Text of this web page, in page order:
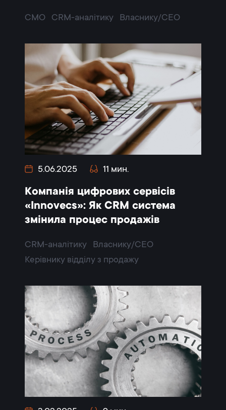
CMO CRM-аналітику Власнику/CEO
5.06.2025 11 мин.
Компанія цифрових сервісів
«Innovecs»: Як CRM система
змінила процес продажів
CRM-аналітику
Власнику/CEO
Керівнику відділу з продажу